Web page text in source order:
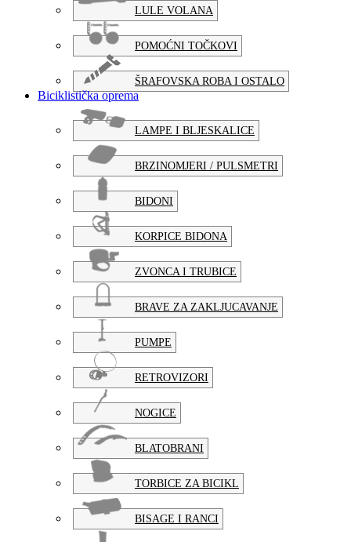
LULE VOLANA
POMOĆNI TOČKOVI
ŠRAFOVSKA ROBA I OSTALO
Biciklistička oprema
LAMPE I BLJESKALICE
BRZINOMJERI / PULSMETRI
BIDONI
KORPICE BIDONA
ZVONCA I TRUBICE
BRAVE ZA ZAKLJUCAVANJE
PUMPE
RETROVIZORI
NOGICE
BLATOBRANI
TORBICE ZA BICIKL
BISAGE I RANCI